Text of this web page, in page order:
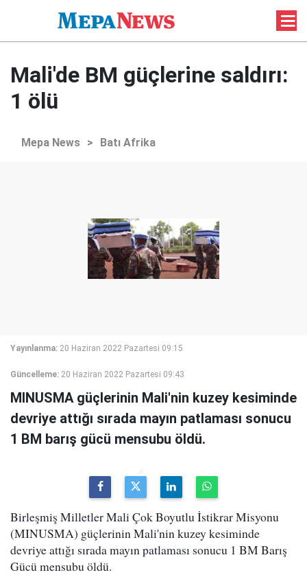
Mali'de BM güçlerine saldırı:
1 ölü
Mepa News > Batı Afrika
Yayınlanma: 20 Haziran 2022 Pazartesi 09:15
Güncelleme: 20 Haziran 2022 Pazartesi 09:43
MINUSMA güçlerinin Mali'nin kuzey kesiminde
devriye attığı sırada mayın patlaması sonucu
1 BM barış gücü mensubu öldü.
Birleşmiş Milletler Mali Çok Boyutlu İstikrar Misyonu
(MINUSMA) güçlerinin Mali'nin kuzey kesiminde
devriye attığı sırada mayın patlaması sonucu 1 BM Barış
Gücü mensubu öldü.